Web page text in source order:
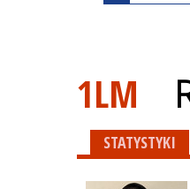
1LM
STATYSTYKI